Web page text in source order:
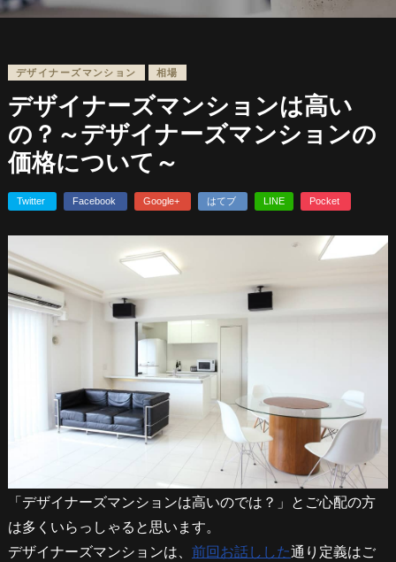
デザイナーズマンション 相場
デザイナーズマンションは高い
の？～デザイナーズマンションの
価格について～
Twitter Facebook Google+ はてブ LINE Pocket
「デザイナーズマンションは高いのでは？」とご心配の方
は多くいらっしゃると思います。
デザイナーズマンションは、 前回お話しした通り定義はご